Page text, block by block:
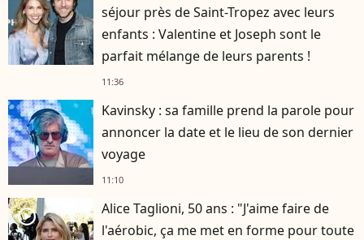
séjour près de Saint-Tropez avec leurs
enfants : Valentine et Joseph sont le
parfait mélange de leurs parents !
11:36
Kavinsky : sa famille prend la parole pour
annoncer la date et le lieu de son dernier
voyage
11:10
player2
Alice Taglioni, 50 ans : "J'aime faire de
l'aérobic, ça me met en forme pour toute